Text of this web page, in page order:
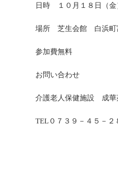
日時 １０月１８日（
場所 芝生会館 白浜町
参加費無料
お問い合わせ
介護老人保健施設 成華
TEL０７３９－４５－